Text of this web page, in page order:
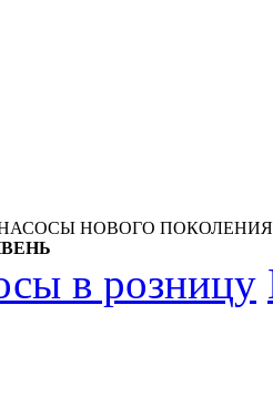
НОВОГО
в розницу